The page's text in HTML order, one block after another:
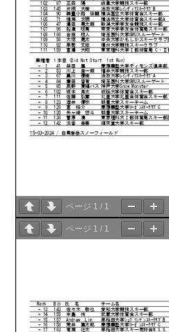
ページ 1 / 1
ページ 1 / 1